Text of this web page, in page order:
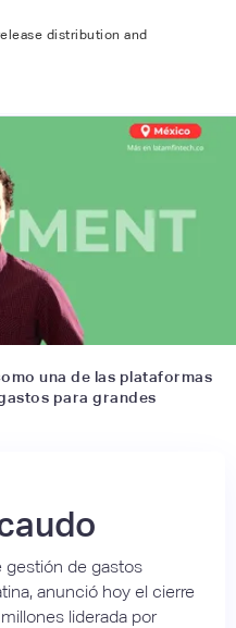
distribution and
una de las plataformas
para grandes
gestión de gastos
anunció hoy el cierre
liderada por